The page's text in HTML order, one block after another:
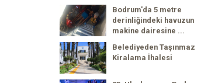
Bodrum'da 5 metre
derinliğindeki havuzun
makine dairesine ...
Belediyeden Taşınmaz
Kiralama İhalesi